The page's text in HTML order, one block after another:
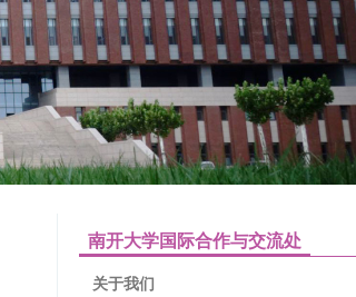
南开大学国际合作与交流处
关于我们